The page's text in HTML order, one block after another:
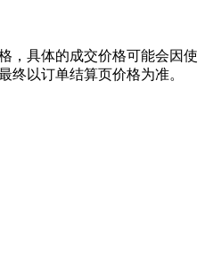
，具体的成交价格可能会因使
终以订单结算页价格为准。